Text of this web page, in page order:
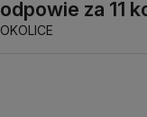
odpowie za 11
OKOLICE